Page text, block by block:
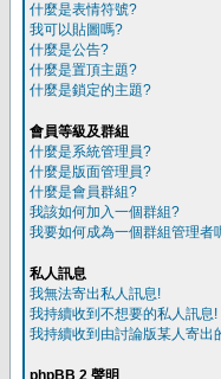
什麼是表情符號?
我可以貼圖嗎?
什麼是公告?
什麼是置頂主題?
什麼是鎖定的主題?
會員等級及群組
什麼是系統管理員?
什麼是版面管理員?
什麼是會員群組?
我該如何加入一個群組?
我要如何成為一個群組管理者
私人訊息
我無法寄出私人訊息!
我持續收到不想要的私人訊息!
我持續收到由討論版某人寄出
phpBB 2 聲明